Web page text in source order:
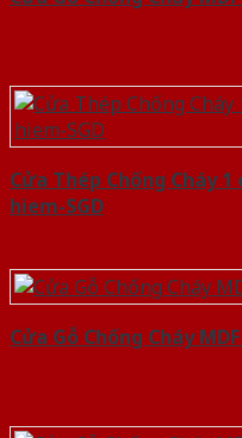
Cửa Thép Chống Cháy
hiem-SGD
Cửa Gỗ Chống Cháy